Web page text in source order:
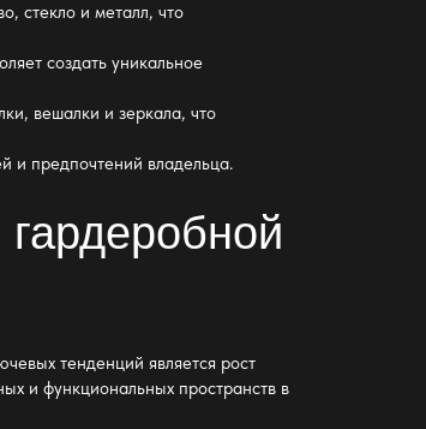
стекло и металл, что
создать уникальное
вешалки и зеркала, что
и предпочтений владельца.
тенденций является рост
и функциональных пространств в